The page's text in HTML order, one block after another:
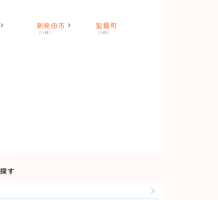
新発田市
（14件）
聖籠町
（0件）
す